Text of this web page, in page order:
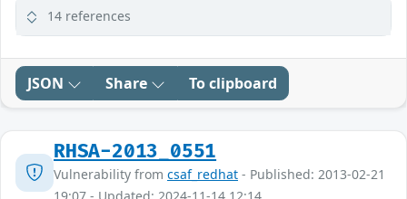
14 references
JSON Share To clipboard
RHSA-2013_0551
Vulnerability from csaf_redhat - Published: 2013-02-21